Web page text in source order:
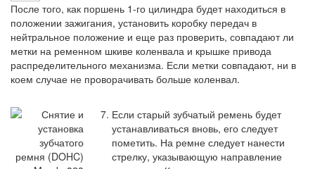
После того, как поршень 1-го цилиндра будет находиться в
положении зажигания, установить коробку передач в
нейтральное положение и еще раз проверить, совпадают ли
метки на ременном шкиве коленвала и крышке привода
распределительного механизма. Если метки совпадают, ни в
коем случае не проворачивать больше коленвал.
Если старый зубчатый ремень будет
устанавливаться вновь, его следует
пометить. На ремне следует нанести
стрелку, указывающую направление